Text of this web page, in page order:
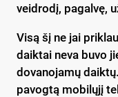
veidrodį, pagalvę,
Visą šį ne jai
daiktai neva buvo
dovanojamų
pavogtą mobilųjį